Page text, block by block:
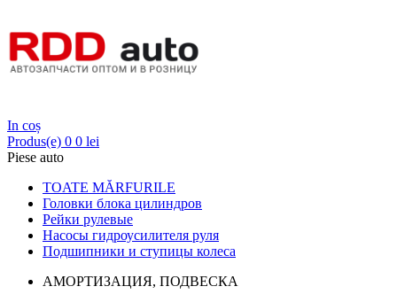
In coș
Produs(e) 0 0 lei
Piese auto
TOATE MĂRFURILE
Головки блока цилиндров
Рейки рулевые
Насосы гидроусилителя руля
Подшипники и ступицы колеса
АМОРТИЗАЦИЯ, ПОДВЕСКА